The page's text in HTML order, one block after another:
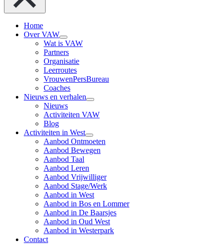
Home
Over VAW
Wat is VAW
Partners
Organisatie
Leerroutes
VrouwenPersBureau
Coaches
Nieuws en verhalen
Nieuws
Activiteiten VAW
Blog
Activiteiten in West
Aanbod Ontmoeten
Aanbod Bewegen
Aanbod Taal
Aanbod Leren
Aanbod Vrijwilliger
Aanbod Stage/Werk
Aanbod in West
Aanbod in Bos en Lommer
Aanbod in De Baarsjes
Aanbod in Oud West
Aanbod in Westerpark
Contact